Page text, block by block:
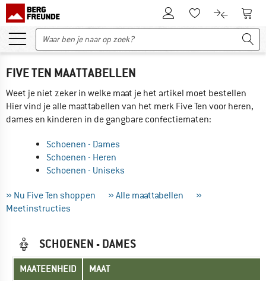
De klantenaccount
Naar deNaar de
FIVE TEN MAATTABELLEN
Weet je niet zeker in welke maat je het artikel moet bestellen
Hier vind je alle maattabellen van het merk Five Ten voor heren,
dames en kinderen in de gangbare confectiematen:
Schoenen - Dames
Schoenen - Heren
Schoenen - Uniseks
» Nu Five Ten shoppen » Alle maattabellen
»
Meetinstructies
SCHOENEN - DAMES
MAATEENHEID MAAT